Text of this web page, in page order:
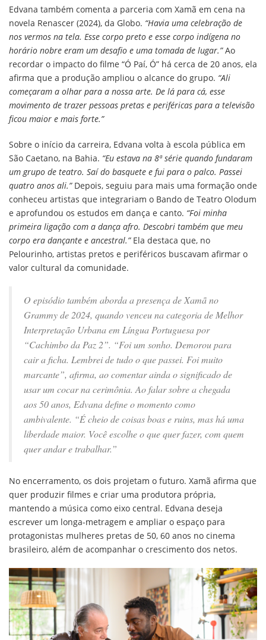
Edvana também comenta a parceria com Xamã em cena na
novela Renascer (2024), da Globo. “Havia uma celebração de
nos vermos na tela. Esse corpo preto e esse corpo indígena no
horário nobre eram um desafio e uma tomada de lugar.”Ao
recordar o impacto do filme “Ó Paí, Ó” há cerca de 20 anos, ela
afirma que a produção ampliou o alcance do grupo. “Ali
começaram a olhar para a nossa arte. De lá para cá, esse
movimento de trazer pessoas pretas e periféricas para a televisão
ficou maior e mais forte.”
Sobre o início da carreira, Edvana volta à escola pública em
São Caetano, na Bahia. “Eu estava na 8ª série quando fundaram
um grupo de teatro. Saí do basquete e fui para o palco. Passei
quatro anos ali.”Depois, seguiu para mais uma formação onde
conheceu artistas que integrariam o Bando de Teatro Olodum
e aprofundou os estudos em dança e canto. “Foi minha
primeira ligação com a dança afro. Descobri também que meu
corpo era dançante e ancestral.”Ela destaca que, no
Pelourinho, artistas pretos e periféricos buscavam afirmar o
valor cultural da comunidade.
O episódio também aborda a presença de Xamã no
Grammy de 2024, quando venceu na categoria de Melhor
Interpretação Urbana em Língua Portuguesa por
“Cachimbo da Paz 2”. “Foi um sonho. Demorou para
cair a ficha. Lembrei de tudo o que passei. Foi muito
marcante”, afirma, ao comentar ainda o significado de
usar um cocar na cerimônia. Ao falar sobre a chegada
aos 50 anos, Edvana define o momento como
ambivalente. “É cheio de coisas boas e ruins, mas há uma
liberdade maior. Você escolhe o que quer fazer, com quem
quer andar e trabalhar.”
No encerramento, os dois projetam o futuro. Xamã afirma que
quer produzir filmes e criar uma produtora própria,
mantendo a música como eixo central. Edvana deseja
escrever um longa-metragem e ampliar o espaço para
protagonistas mulheres pretas de 50, 60 anos no cinema
brasileiro, além de acompanhar o crescimento dos netos.